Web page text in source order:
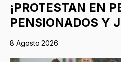
¡PROTESTAN EN
PENSIONADOS Y
8 Agosto 2026